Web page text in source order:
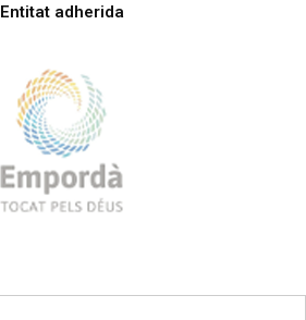
Entitat adherida